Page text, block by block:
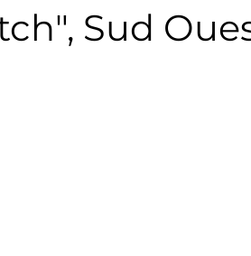
Tennis Triathlon
Sud